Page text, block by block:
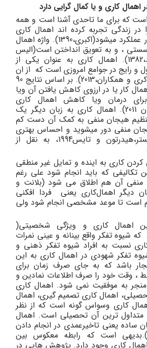
اهمال کاری و یا کمال گرایی دارد
که برای ما تاحدی آشنا است و همه
در زندگی تجربه کرده اند اهمال کاری
باعث ایجاد اختلال در عملکرد میشود(اکبری،1390). واژه اهمال
، و به تعویق انداختن است(الیس
و نان، ترجمه فرجاد،1382). اهمال کاری به عنوان یکی از
و رایج در جوامع امروزی است که از ان
بسیار یاد میشود(ذاکری و همکاران،2013). بر اساس نتایج 90
کار یا در ارزوی کاهش یافتن آن ویا
درمان ویا کاهش اهمال کاری
هستند(پالا و همکاران 2011). اهمال کاری به زبان دیگر یک
هیجان منفی به کمک آن دست کم
منفی دور میشوید و احساس بهتری
تجربه میکنید (بامیستر،هیدرتون و تایس1994، به نقل از
کاری به اینده و تمایل غیر منطقی
تکالیفی که باید انجام شود علی رغم
منفی آن هم اطلاق می شود (بلانت و
به بیان دیگر اهمال‌کاری یعنی فردا افکنی
است تا موعد مشخصی انجام شود ولی
اهمال کاری و ویژگی شخصیتی(
داد که شیوه تفکر واقع بینانه و عینی نمرات
نسبت به افراد شیوه تفکر ذهنی و
تفکر شهودی در اهمال کاری به این
باشد که به جای صرف زمان برای
، وقت خود را صرف اطلاعات نمادین و
به موفقیت نمی شود. اهمال کاری
اهمال کاری تصمیم گیری، اهمال
کاری وسواس گونه است که از نظر
و وامبچ،2001) متداول ترین آن تحصیلی است. اهمال
ساده یعنی تاخیرعمدی در انجام دادن
تکالیف (استیل،2007).بدیهی است که رابطه معکوس بین
کاری وجود دارد. پژوهش هایی در